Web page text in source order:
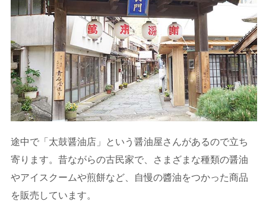
途中で「太鼓醤油店」という醤油屋さんがあるので立ち
寄ります。昔ながらの古民家で、さまざまな種類の醤油
やアイスクームや煎餅など、自慢の醬油をつかった商品
を販売しています。